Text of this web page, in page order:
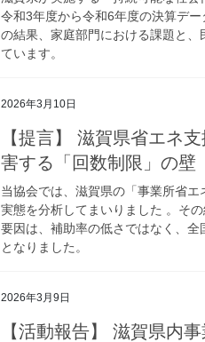
令和3年度から令和6年度の決算デ
の結果、家庭部門における課題と
ています。
2026年3月10日
【提言】 滋賀県省エネ
害する「回数制限」の壁
当協会では、滋賀県の「事業所省
実態を分析してまいりました 。そ
要因は、補助率の低さではなく、
となりました。
2026年3月9日
【活動報告】 滋賀県内